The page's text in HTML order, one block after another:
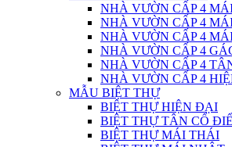
NHÀ VƯỜN CẤP 4
NHÀ VƯỜN CẤP 4
NHÀ VƯỜN CẤP 4
NHÀ VƯỜN CẤP 4
NHÀ VƯỜN CẤP 4
NHÀ VƯỜN CẤP 4
MẪU BIỆT THỰ
BIỆT THỰ HIỆN ĐẠI
BIỆT THỰ TÂN CỔ
BIỆT THỰ MÁI THÁI